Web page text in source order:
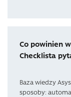
Co powinien
Checklista
Baza wiedzy
sposoby: